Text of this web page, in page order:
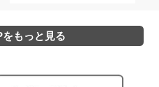
もっと見る